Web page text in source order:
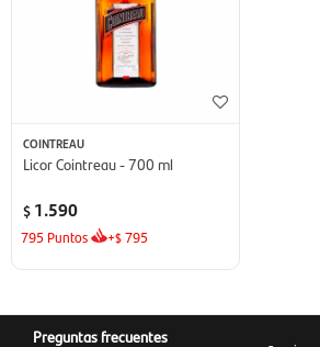
COINTREAU
Licor Cointreau - 700 ml
$ 1.590
795 Puntos +$795
Preguntas frecuentes